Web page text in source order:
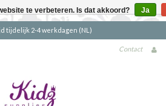
Gratis verzending boven
Contact
te verbeteren. Is dat akkoord? Ja